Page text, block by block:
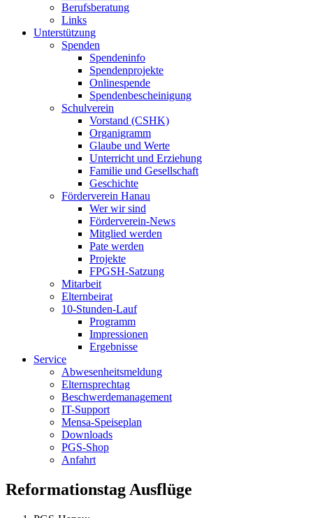
Berufsberatung
Links
Unterstützung
Spenden
Spendeninfo
Spendenprojekte
Onlinespende
Spendenbescheinigung
Schulverein
Vorstand (CSHK)
Organigramm
Glaube und Werte
Unterricht und Erziehung
Familie und Gesellschaft
Geschichte
Förderverein Hanau
Wer wir sind
Förderverein-News
Mitglied werden
Pate werden
Projekte
FPGSH-Satzung
Mitarbeit
Elternbeirat
10-Stunden-Lauf
Programm
Impressionen
Ergebnisse
Service
Abwesenheitsmeldung
Elternsprechtag
Beschwerdemanagement
IT-Support
Mensa-Speiseplan
Downloads
PGS-Shop
Anfahrt
Reformationstag Ausflüge